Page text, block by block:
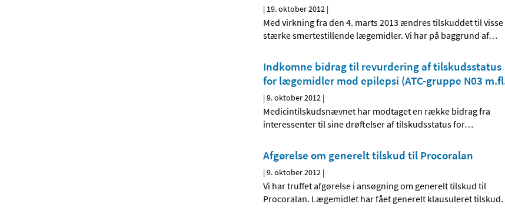
| 19. oktober 2012 |
Med virkning fra den 4. marts 2013 ændres tilskuddet til visse
stærke smertestillende lægemidler. Vi har på baggrund af…
Indkomne bidrag til revurdering af tilskudsstatus
for lægemidler mod epilepsi (ATC-gruppe N03
|9. oktober 2012 |
Medicintilskudsnævnet har modtaget en række bidrag fra
interessenter til sine drøftelser af tilskudsstatus for…
Afgørelse om generelt tilskud til Procoralan
|9. oktober 2012 |
Vi har truffet afgørelse i ansøgning om generelt tilskud til
Procoralan. Lægemidlet har fået generelt klausuleret tilskud